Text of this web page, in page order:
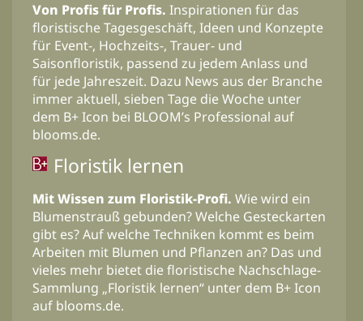
Von Profis für Profis. Inspirationen für das
floristische Tagesgeschäft, Ideen und Konzepte
für Event-, Hochzeits-, Trauer- und
Saisonfloristik, passend zu jedem Anlass und
für jede Jahreszeit. Dazu News aus der Branche
immer aktuell, sieben Tage die Woche unter
dem B+ Icon bei BLOOM’s Professional auf
blooms.de.
Floristik lernen
Mit Wissen zum Floristik-Profi. Wie wird ein
Blumenstrauß gebunden? Welche Gesteckarten
gibt es? Auf welche Techniken kommt es beim
Arbeiten mit Blumen und Pflanzen an? Das und
vieles mehr bietet die floristische Nachschlage-
Sammlung „Floristik lernen“ unter dem B+ Icon
auf blooms.de.